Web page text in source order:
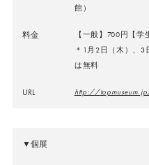
館）
料金
【一般】700円【
＊1月2日（木）、3
は無料
URL http://
▼個展